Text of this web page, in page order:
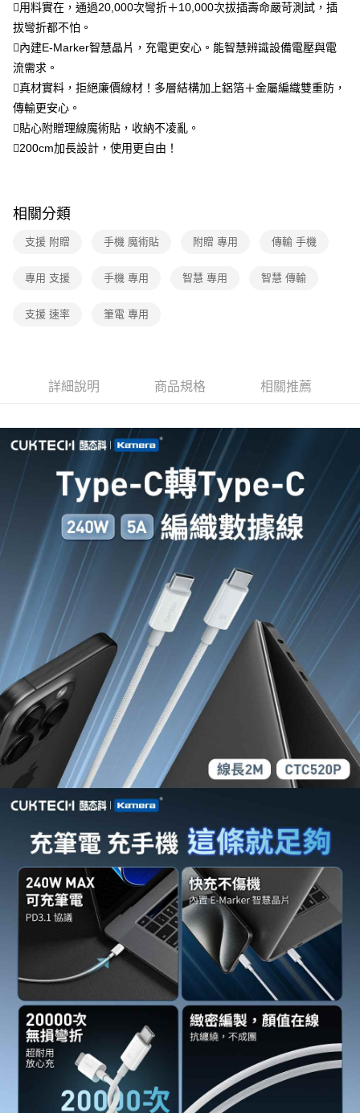
用料實在，通過20,000次彎折＋10,000次拔插壽命嚴苛測試，插
拔彎折都不怕。
內建E-Marker智慧晶片，充電更安心。能智慧辨識設備電壓與電
流需求。
真材實料，拒絕廉價線材！多層結構加上鋁箔＋金屬編織雙重防，
傳輸更安心。
貼心附贈理線魔術貼，收納不凌亂。
200cm加長設計，使用更自由！
相關分類
支援 附贈 手機 魔術貼 附贈 專用 傳輸 手機
專用 支援 手機 專用 智慧 專用 智慧 傳輸
支援 速率 筆電 專用
詳細說明 商品規格 相關推薦